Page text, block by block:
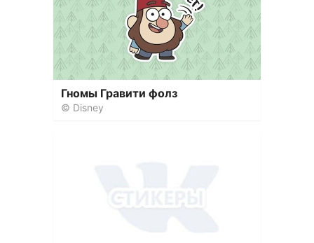
Гномы Гравити фолз
© Disney